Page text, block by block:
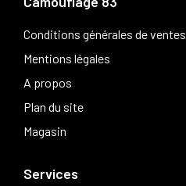
Conditions générales de ventes
Mentions légales
A propos
Plan du site
Magasin
Services